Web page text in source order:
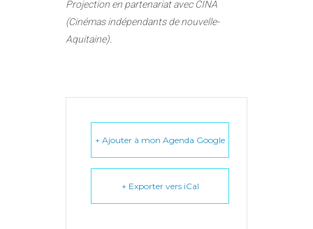
Projection en partenariat avec CINA
(Cinémas indépendants de nouvelle-
Aquitaine).
+ Ajouter à mon Agenda Google
+ Exporter vers iCal